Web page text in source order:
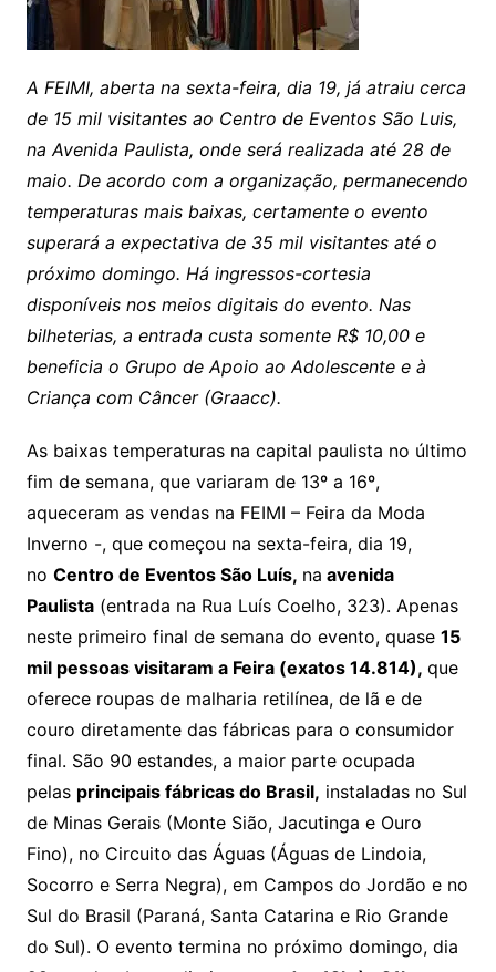
A FEIMI, aberta na sexta-feira, dia 19, já atraiu cerca
de 15 mil visitantes ao Centro de Eventos São Luis,
na Avenida Paulista, onde será realizada até 28 de
maio. De acordo com a organização, permanecendo
temperaturas mais baixas, certamente o evento
superará a expectativa de 35 mil visitantes até o
próximo domingo. Há ingressos-cortesia
disponíveis nos meios digitais do evento. Nas
bilheterias, a entrada custa somente R$ 10,00 e
beneficia o Grupo de Apoio ao Adolescente e à
Criança com Câncer (Graacc).
As baixas temperaturas na capital paulista no último
fim de semana, que variaram de 13º a 16º,
aqueceram as vendas na FEIMI – Feira da Moda
Inverno -, que começou na sexta-feira, dia 19,
no Centro de Eventos São Luís, na avenida
Paulista(entrada na Rua Luís Coelho, 323). Apenas
neste primeiro final de semana do evento, quase 15
mil pessoas visitaram a Feira (exatos 14.814), que
oferece roupas de malharia retilínea, de lã e de
couro diretamente das fábricas para o consumidor
final. São 90 estandes, a maior parte ocupada
pelas principais fábricas do Brasil, instaladas no Sul
de Minas Gerais (Monte Sião, Jacutinga e Ouro
Fino), no Circuito das Águas (Águas de Lindoia,
Socorro e Serra Negra), em Campos do Jordão e no
Sul do Brasil (Paraná, Santa Catarina e Rio Grande
do Sul). O evento termina no próximo domingo, dia